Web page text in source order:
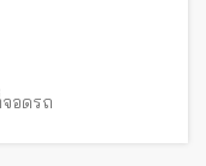
อดรถ